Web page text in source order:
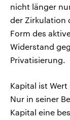
nicht länger
der Zirkulation
Form des
Widerstand
Privatisierung.
Kapital ist
Nur in seiner
Kapital eine